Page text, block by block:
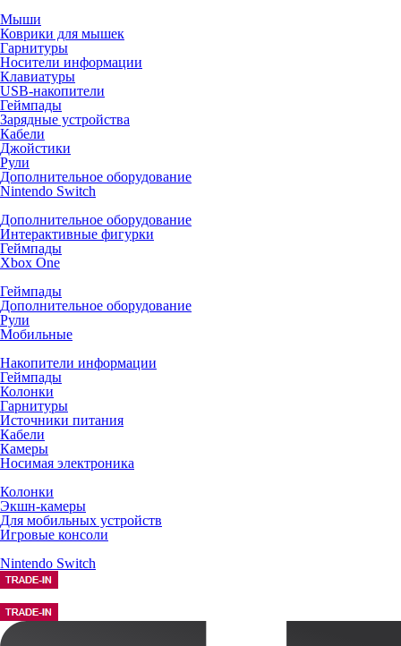
Мыши
Коврики для мышек
Гарнитуры
Носители информации
Клавиатуры
USB-накопители
Геймпады
Зарядные устройства
Кабели
Джойстики
Рули
Дополнительное оборудование
Nintendo Switch
Дополнительное оборудование
Интерактивные фигурки
Геймпады
Xbox One
Геймпады
Дополнительное оборудование
Рули
Мобильные
Накопители информации
Геймпады
Колонки
Гарнитуры
Источники питания
Кабели
Камеры
Носимая электроника
Колонки
Экшн-камеры
Для мобильных устройств
Игровые консоли
Nintendo Switch